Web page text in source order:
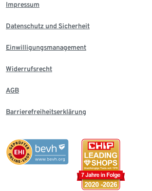
Impressum
Datenschutz und Sicherheit
Einwilligungsmanagement
Widerrufsrecht
AGB
Barrierefreiheitserklärung